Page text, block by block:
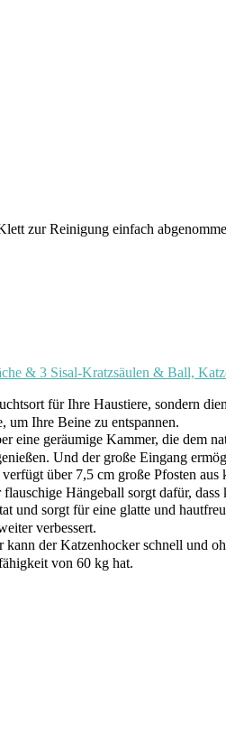
zur Reinigung einfach
& 3 Sisal-Kratzsäulen & Ball,
für Ihre Haustiere, sondern
um Ihre Beine zu entspannen.
eine geräumige Kammer, die dem
Und der große Eingang
über 7,5 cm große Pfosten
Hängeball sorgt dafür,
und sorgt für eine glatte und
verbessert.
der Katzenhocker schnell und
von 60 kg hat.